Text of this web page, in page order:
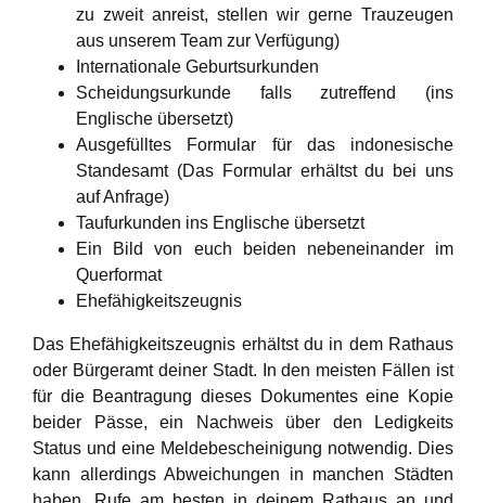
zu zweit anreist, stellen wir gerne Trauzeugen
aus unserem Team zur Verfügung)
Internationale Geburtsurkunden
Scheidungsurkunde falls zutreffend (ins
Englische übersetzt)
Ausgefülltes Formular für das indonesische
Standesamt (Das Formular erhältst du bei uns
auf Anfrage)
Taufurkunden ins Englische übersetzt
Ein Bild von euch beiden nebeneinander im
Querformat
Ehefähigkeitszeugnis
Das Ehefähigkeitszeugnis erhältst du in dem Rathaus
oder Bürgeramt deiner Stadt. In den meisten Fällen ist
für die Beantragung dieses Dokumentes eine Kopie
beider Pässe, ein Nachweis über den Ledigkeits
Status und eine Meldebescheinigung notwendig. Dies
kann allerdings Abweichungen in manchen Städten